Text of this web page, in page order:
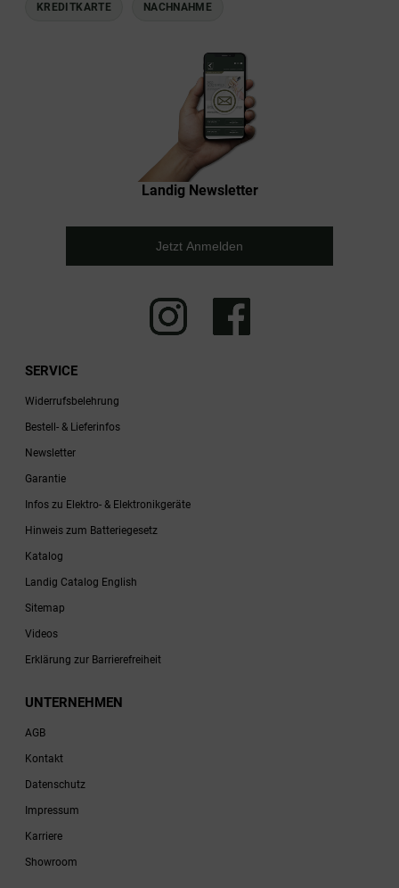
KREDITKARTE NACHNAHME
Landig Newsletter
Jetzt Anmelden
SERVICE
Widerrufsbelehrung
Bestell- & Lieferinfos
Newsletter
Garantie
Infos zu Elektro- & Elektronikgeräte
Hinweis zum Batteriegesetz
Katalog
Landig Catalog English
Sitemap
Videos
Erklärung zur Barrierefreiheit
UNTERNEHMEN
AGB
Kontakt
Datenschutz
Impressum
Karriere
Showroom